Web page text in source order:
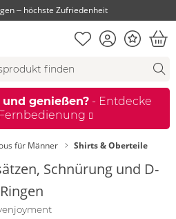
‒ höchste Zufriedenheit
Merkliste
KontoBonus
genießen?- Entdecke
für Männer Shirts & Oberteile
Schnürung und D-
Ringen